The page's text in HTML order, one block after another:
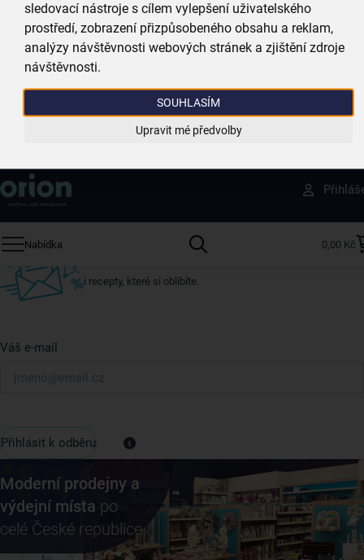
sledovací nástroje s cílem vylepšení uživatelského
prostředí, zobrazení přizpůsobeného obsahu a reklam,
analýzy návštěvnosti webových stránek a zjištění zdroje
návštěvnosti.
SOUHLASÍM
Upravit mé předvolby
máme téměr vše skladem
Vždy si u nás vyberete
Jsme vždy poblíž
Nabídka 0,00 Kč
Získejte rady, recepty a tipy na slevy dřív než
ostatní
Přihlaste se k odběru našeho newsletteru.
i recepty, které si oblíbíte.
Váš e-mail
Přihlásit k odběru
Moderní prodejny a
výdejní místa po
celé České republice